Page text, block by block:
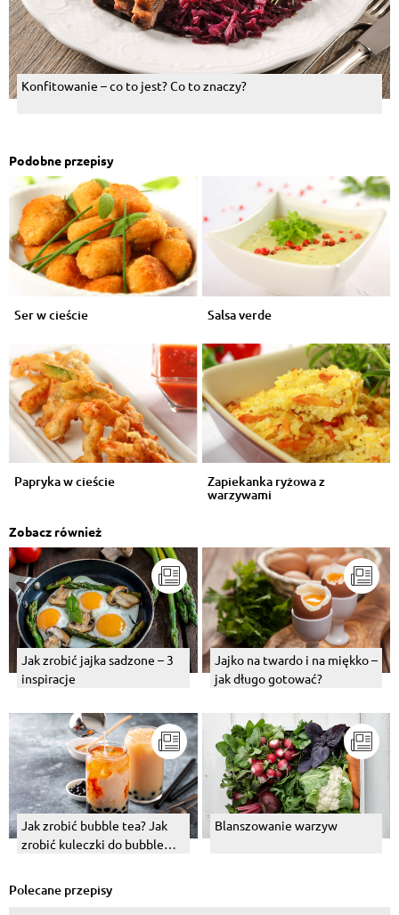
Konfitowanie – co to jest? Co to znaczy?
Podobne przepisy
Ser w cieście Salsa verde
Papryka w cieście Zapiekanka ryżowa z
warzywami
Zobacz również
Jak zrobić jajka sadzone – 3
inspiracje
Jajko na twardo i na miękko –
jak długo gotować?
Jak zrobić bubble tea? Jak
zrobić kuleczki do bubble
Blanszowanie warzyw
Polecane przepisy